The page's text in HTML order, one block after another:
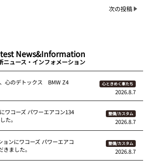
次の投稿
News&Information
ニュース・インフォメーション
心のデトックス BMW Z4
心ときめく車たち
2026.8.7
ワコーズ パワーエアコン134
た。
整備/カスタム
2026.8.7
ョンにワコーズ パワーエアコ
ました。
整備/カスタム
2026.8.7